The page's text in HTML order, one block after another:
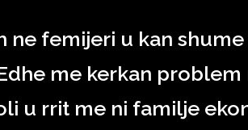
ne femijeri u kan
me kerkan
u rrit me ni familje